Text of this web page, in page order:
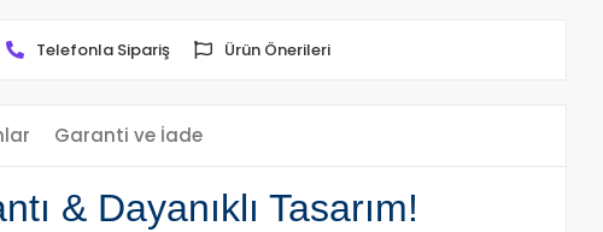
Telefonla Sipariş Ürün Önerileri
Garanti ve İade
& Dayanıklı Tasarım!